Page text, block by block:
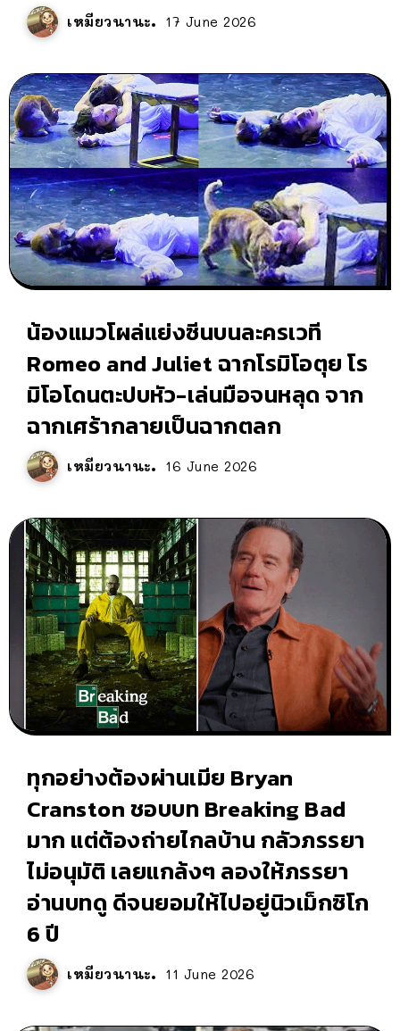
เหมียวนานะ 17 June 2026
น้องแมวโผล่แย่งซีนบนละครเวที
Romeo and Juliet ฉากโรมิโอตุย โร
มิโอโดนตะปบหัว-เล่นมือจนหลุด จาก
ฉากเศร้ากลายเป็นฉากตลก
เหมียวนานะ 16 June 2026
ทุกอย่างต้องผ่านเมีย Bryan
Cranston ชอบบท Breaking Bad
มาก แต่ต้องถ่ายไกลบ้าน กลัวภรรยา
ไม่อนุมัติ เลยแกล้งๆ ลองให้ภรรยา
อ่านบทดู ดีจนยอมให้ไปอยู่นิวเม็กซิโก
6 ปี
เหมียวนานะ 11 June 2026